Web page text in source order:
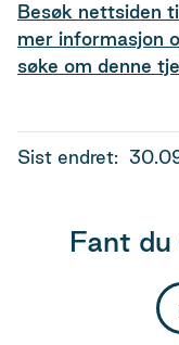
Besøk nettsiden
mer informasjon
søke om denne
Sist endret
Fant